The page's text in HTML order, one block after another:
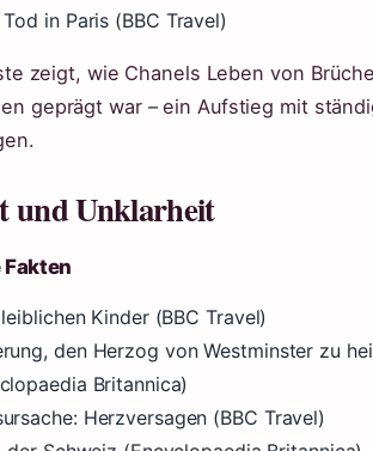
Tod in Paris (BBC Travel)
zeigt, wie Chanels Leben von
geprägt war – ein Aufstieg mit
und Unklarheit
Kinder (BBC Travel)
den Herzog von Westminster zu
Britannica)
Herzversagen (BBC Travel)